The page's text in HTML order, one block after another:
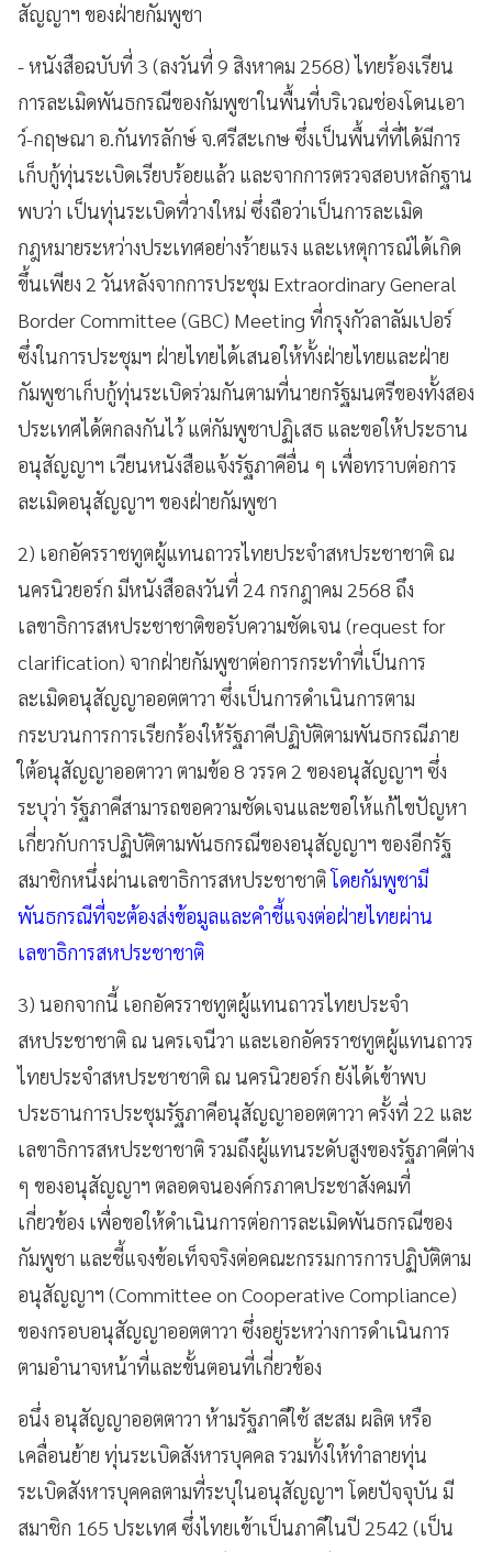
สัญญาฯ ของฝ่ายกัมพูชา
- หนังสือฉบับที่ 3 (ลงวันที่ 9 สิงหาคม 2568) ไทยร้องเรียน
การละเมิดพันธกรณีของกัมพูชาในพื้นที่บริเวณช่องโดนเอา
ว์-กฤษณา อ.กันทรลักษ์ จ.ศรีสะเกษ ซึ่งเป็นพื้นที่ที่ได้มีการ
เก็บกู้ทุ่นระเบิดเรียบร้อยแล้ว และจากการตรวจสอบหลักฐาน
พบว่า เป็นทุ่นระเบิดที่วางใหม่ ซึ่งถือว่าเป็นการละเมิด
กฎหมายระหว่างประเทศอย่างร้ายแรง และเหตุการณ์ได้เกิด
ขึ้นเพียง 2 วันหลังจากการประชุม Extraordinary General
Border Committee (GBC) Meeting ที่กรุงกัวลาลัมเปอร์
ซึ่งในการประชุมฯ ฝ่ายไทยได้เสนอให้ทั้งฝ่ายไทยและฝ่าย
กัมพูชาเก็บกู้ทุ่นระเบิดร่วมกันตามที่นายกรัฐมนตรีของทั้งสอง
ประเทศได้ตกลงกันไว้ แต่กัมพูชาปฏิเสธ และขอให้ประธาน
อนุสัญญาฯ เวียนหนังสือแจ้งรัฐภาคีอื่น ๆ เพื่อทราบต่อการ
ละเมิดอนุสัญญาฯ ของฝ่ายกัมพูชา
2) เอกอัครราชทูตผู้แทนถาวรไทยประจำสหประชาชาติ ณ
นครนิวยอร์ก มีหนังสือลงวันที่ 24 กรกฎาคม 2568 ถึง
เลขาธิการสหประชาชาติขอรับความชัดเจน (request for
clarification) จากฝ่ายกัมพูชาต่อการกระทำที่เป็นการ
ละเมิดอนุสัญญาออตตาวา ซึ่งเป็นการดำเนินการตาม
กระบวนการการเรียกร้องให้รัฐภาคีปฏิบัติตามพันธกรณีภาย
ใต้อนุสัญญาออตาวา ตามข้อ 8 วรรค 2 ของอนุสัญญาฯ ซึ่ง
ระบุว่า รัฐภาคีสามารถขอความชัดเจนและขอให้แก้ไขปัญหา
เกี่ยวกับการปฏิบัติตามพันธกรณีของอนุสัญญาฯ ของอีกรัฐ
สมาชิกหนึ่งผ่านเลขาธิการสหประชาชาติโดยกัมพูชามี
พันธกรณีที่จะต้องส่งข้อมูลและคำชี้แจงต่อฝ่ายไทยผ่าน
เลขาธิการสหประชาชาติ
3) นอกจากนี้ เอกอัครราชทูตผู้แทนถาวรไทยประจำ
สหประชาชาติ ณ นครเจนีวา และเอกอัครราชทูตผู้แทนถาวร
ไทยประจำสหประชาชาติ ณ นครนิวยอร์ก ยังได้เข้าพบ
ประธานการประชุมรัฐภาคีอนุสัญญาออตตาวา ครั้งที่ 22 และ
เลขาธิการสหประชาชาติ รวมถึงผู้แทนระดับสูงของรัฐภาคีต่าง
ๆ ของอนุสัญญาฯ ตลอดจนองค์กรภาคประชาสังคมที่
เกี่ยวข้อง เพื่อขอให้ดำเนินการต่อการละเมิดพันธกรณีของ
กัมพูชา และชี้แจงข้อเท็จจริงต่อคณะกรรมการการปฏิบัติตาม
อนุสัญญาฯ (Committee on Cooperative Compliance)
ของกรอบอนุสัญญาออตตาวา ซึ่งอยู่ระหว่างการดำเนินการ
ตามอำนาจหน้าที่และขั้นตอนที่เกี่ยวข้อง
อนึ่ง อนุสัญญาออตตาวา ห้ามรัฐภาคีใช้ สะสม ผลิต หรือ
เคลื่อนย้าย ทุ่นระเบิดสังหารบุคคล รวมทั้งให้ทำลายทุ่น
ระเบิดสังหารบุคคลตามที่ระบุในอนุสัญญาฯ โดยปัจจุบัน มี
สมาชิก 165 ประเทศ ซึ่งไทยเข้าเป็นภาคีในปี 2542 (เป็น